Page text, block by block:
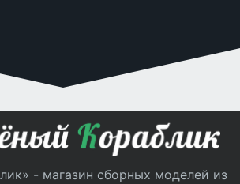
- магазин сборных моделей из